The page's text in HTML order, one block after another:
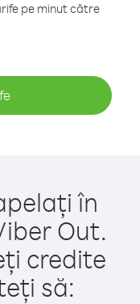
pe minut către
în
Out.
credite
să: